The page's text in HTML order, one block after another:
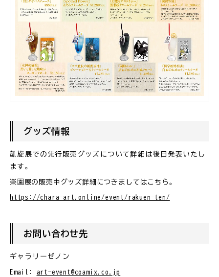
グッズ情報
凱旋展での先行販売グッズについて詳細は後日発表いたし
ます。
楽園展の販売中グッズ詳細につきましてはこちら。
https://chara-art.online/event/rakuen-ten/
お問い合わせ先
ギャラリーゼノン
Email: art-event@coamix.co.jp